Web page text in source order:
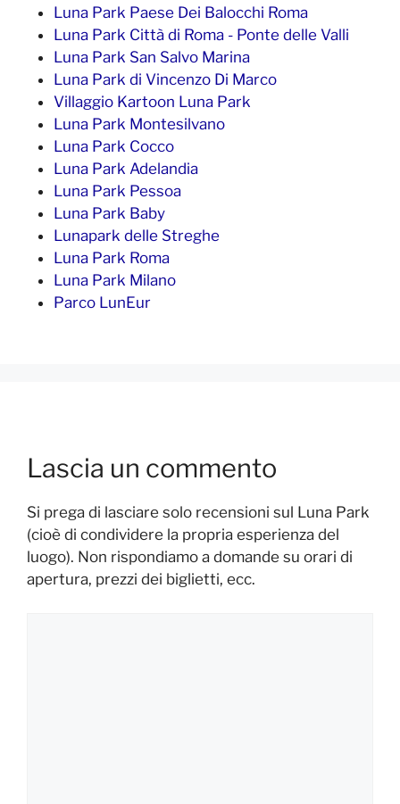
Luna Park Paese Dei Balocchi Roma
Luna Park Città di Roma - Ponte delle Valli
Luna Park San Salvo Marina
Luna Park di Vincenzo Di Marco
Villaggio Kartoon Luna Park
Luna Park Montesilvano
Luna Park Cocco
Luna Park Adelandia
Luna Park Pessoa
Luna Park Baby
Lunapark delle Streghe
Luna Park Roma
Luna Park Milano
Parco LunEur
Lascia un commento
Si prega di lasciare solo recensioni sul Luna Park
(cioè di condividere la propria esperienza del
luogo). Non rispondiamo a domande su orari di
apertura, prezzi dei biglietti, ecc.